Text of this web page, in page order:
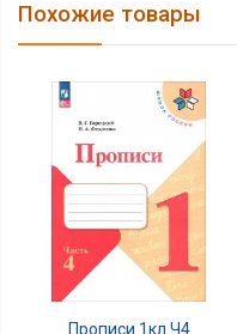
Похожие товары
Прописи 1кл Ч4